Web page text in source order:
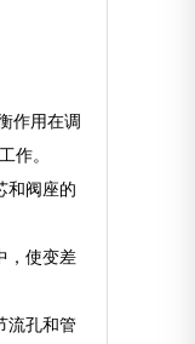
作用在调
作。
和阀座的
，使变差
流孔和管